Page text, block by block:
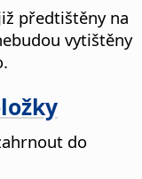
předtištěny na
vytištěny
do